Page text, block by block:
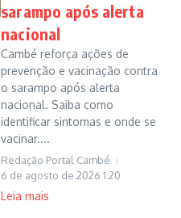
sarampo após alerta
nacional
Cambé reforça ações de
prevenção e vacinação contra
o sarampo após alerta
nacional. Saiba como
identificar sintomas e onde se
vacinar....
Redação Portal Cambé
6 de agosto de 2026 1:20
Leia mais